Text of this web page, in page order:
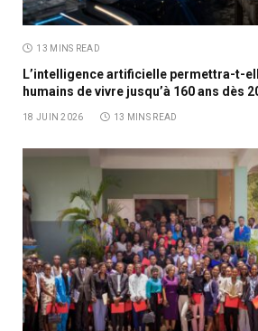
13 MINS READ
L’intelligence artificielle permettra-t-
humains de vivre jusqu’à 160 ans dès
18 JUIN 2026 13 MINS READ